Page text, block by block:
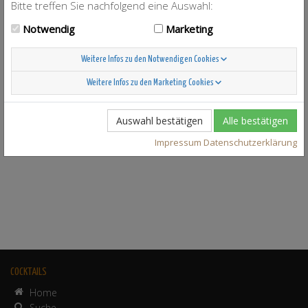
COCKTAILS
Home
Bitte treffen Sie nachfolgend eine Auswahl:
Notwendig
Marketing
Weitere Infos zu den Notwendigen Cookies
Weitere Infos zu den Marketing Cookies
Auswahl bestätigen Alle bestätigen
Impressum Datenschutzerklärung